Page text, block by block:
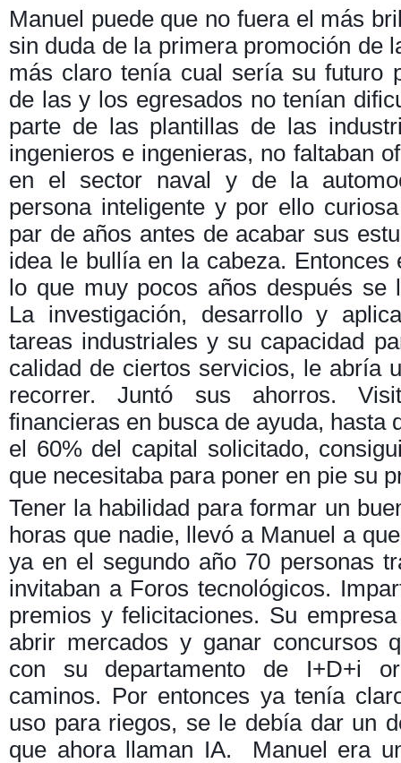
Manuel puede que no fuera el más
sin duda de la primera promoción de
más claro tenía cual sería su futuro
de las y los egresados no tenían
parte de las plantillas de las
ingenieros e ingenieras, no faltaban
en el sector naval y de la
persona inteligente y por ello
par de años antes de acabar sus
idea le bullía en la cabeza.
lo que muy pocos años después se
La investigación, desarrollo y
tareas industriales y su capacidad
calidad de ciertos servicios, le abría
recorrer. Juntó sus ahorros.
financieras en busca de ayuda, hasta
el 60% del capital solicitado,
que necesitaba para poner en pie su
Tener la habilidad para formar un
horas que nadie, llevó a Manuel a
ya en el segundo año 70 personas
invitaban a Foros tecnológicos.
premios y felicitaciones. Su
abrir mercados y ganar concursos
con su departamento de I+D+i
caminos. Por entonces ya tenía
uso para riegos, se le debía dar un
que ahora llaman IA. Manuel era